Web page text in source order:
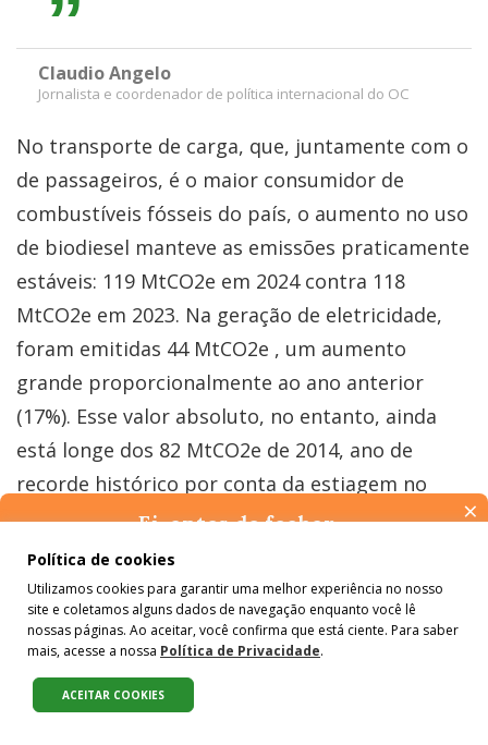
Claudio Angelo
Jornalista e coordenador de política internacional do OC
No transporte de carga, que, juntamente com o
de passageiros, é o maior consumidor de
combustíveis fósseis do país, o aumento no uso
de biodiesel manteve as emissões praticamente
estáveis: 119 MtCO2e em 2024 contra 118
MtCO2e em 2023. Na geração de eletricidade,
foram emitidas 44 MtCO2e , um aumento
grande proporcionalmente ao ano anterior
(17%). Esse valor absoluto, no entanto, ainda
está longe dos 82 MtCO2e de 2014, ano de
recorde histórico por conta da estiagem no
Centro-Sul.
Energias renováveis têm entrado com força na
matriz, que hoje é 50% renovável e 50% fóssil.
Embora o petróleo ainda seja a principal fonte
de energia do país (34%), ela começa a ser
substituída por renováveis como eólica, solar e
Compartilhe:
Política de cookies
Utilizamos cookies para garantir uma melhor experiência no nosso
site e coletamos alguns dados de navegação enquanto você lê
nossas páginas. Ao aceitar, você confirma que está ciente. Para saber
mais, acesse a nossa Política de Privacidade.
ACEITAR COOKIES
×
Ei, antes de fechar…
Pense na importância de manter-se informado(a). Quer ter
colunistas e reportagens especiais? Receba a nossa newsletter.
É de graça :)